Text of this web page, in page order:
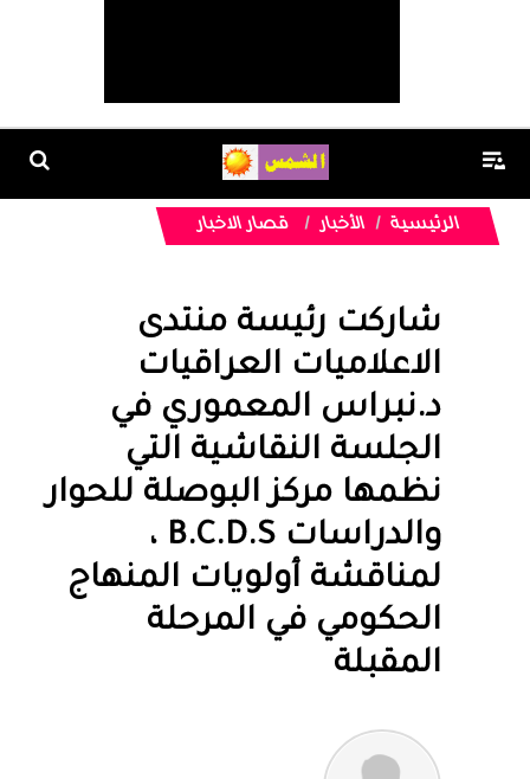
الرئيسية الأخبار قصار الاخبار
شاركت رئيسة منتدى
الاعلاميات العراقيات
د.نبراس المعموري في
الجلسة النقاشية التي
نظمها مركز البوصلة للحوار
والدراسات B.C.D.S ،
لمناقشة أولويات المنهاج
الحكومي في المرحلة
المقبلة